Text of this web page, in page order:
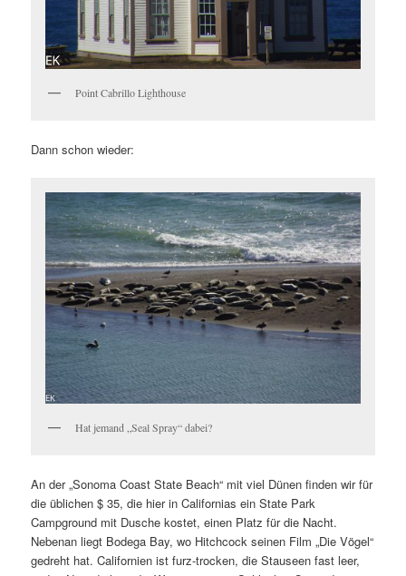
Point Cabrillo Lighthouse
Dann schon wieder:
Hat jemand „Seal Spray“ dabei?
An der „Sonoma Coast State Beach“ mit viel Dünen finden wir für
die üblichen $ 35, die hier in Californias ein State Park
Campground mit Dusche kostet, einen Platz für die Nacht.
Nebenan liegt Bodega Bay, wo Hitchcock seinen Film „Die Vögel“
gedreht hat. Californien ist furz-trocken, die Stauseen fast leer,